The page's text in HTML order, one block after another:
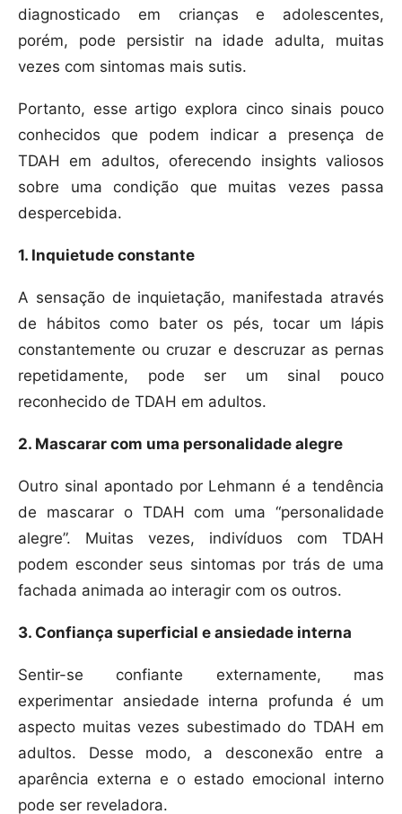
diagnosticado em crianças e adolescentes,
porém, pode persistir na idade adulta, muitas
vezes com sintomas mais sutis.
Portanto, esse artigo explora cinco sinais pouco
conhecidos que podem indicar a presença de
TDAH em adultos, oferecendo insights valiosos
sobre uma condição que muitas vezes passa
despercebida.
1. Inquietude constante
A sensação de inquietação, manifestada através
de hábitos como bater os pés, tocar um lápis
constantemente ou cruzar e descruzar as pernas
repetidamente, pode ser um sinal pouco
reconhecido de TDAH em adultos.
2. Mascarar com uma personalidade alegre
Outro sinal apontado por Lehmann é a tendência
de mascarar o TDAH com uma “personalidade
alegre”. Muitas vezes, indivíduos com TDAH
podem esconder seus sintomas por trás de uma
fachada animada ao interagir com os outros.
3. Confiança superficial e ansiedade interna
Sentir-se confiante externamente, mas
experimentar ansiedade interna profunda é um
aspecto muitas vezes subestimado do TDAH em
adultos. Desse modo, a desconexão entre a
aparência externa e o estado emocional interno
pode ser reveladora.